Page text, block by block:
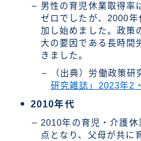
男性の育児休業取得率
ゼロでしたが、2000
加し始めました。政策
大の要因である長時間
きました。
（出典）労働政策研
研究雑誌」2023年2
2010年代
2010年の育児・介護
点となり、父母が共に